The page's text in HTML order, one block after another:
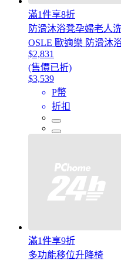
滿1件享8折
防滑沐浴凳孕婦老人
OSLE 歐適樂 防滑沐
$2,831
(售價已折)
$3,539
P幣
折扣
滿1件享9折
多功能移位升降椅